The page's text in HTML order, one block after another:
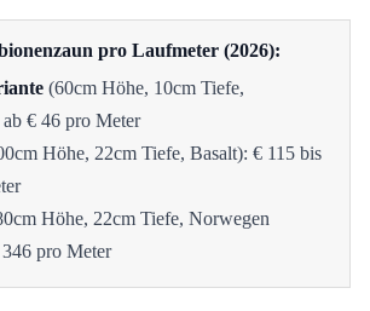
pro Laufmeter (2026):
(60cm Höhe, 10cm Tiefe,
€ 46 pro Meter
Höhe, 22cm Tiefe, Basalt): € 115 bis
Höhe, 22cm Tiefe, Norwegen
pro Meter